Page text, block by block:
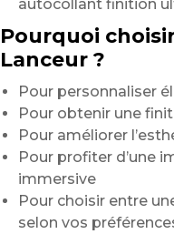
autocollant finition
Pourquoi
Lanceur ?
Pour personnaliser
Pour obtenir une
Pour améliorer
Pour profiter d’une
immersive
Pour choisir entre
selon vos